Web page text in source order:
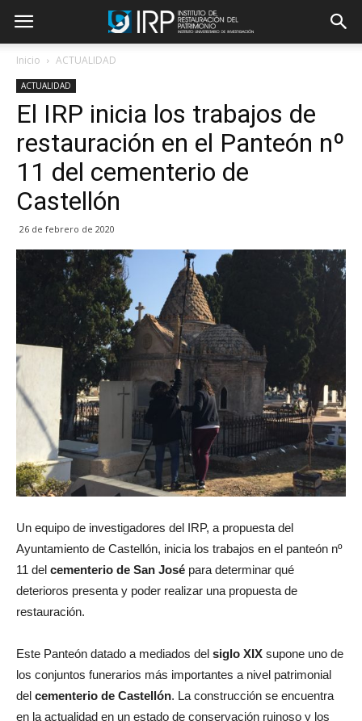
Inicio ACTUALIDAD
ACTUALIDAD
El IRP inicia los trabajos de
restauración en el Panteón nº
11 del cementerio de
Castellón
26 de febrero de 2020
Un equipo de investigadores del IRP, a propuesta del
Ayuntamiento de Castellón, inicia los trabajos en el panteón nº
11 del cementerio de San José para determinar qué
deterioros presenta y poder realizar una propuesta de
restauración.
Este Panteón datado a mediados del siglo XIX supone uno de
los conjuntos funerarios más importantes a nivel patrimonial
del cementerio de Castellón. La construcción se encuentra
en la actualidad en un estado de conservación ruinoso y los